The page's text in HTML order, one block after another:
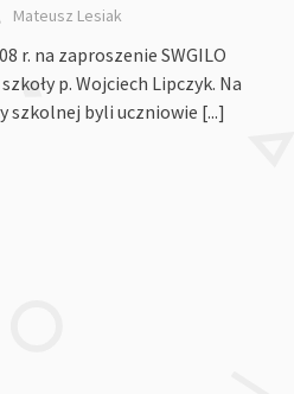
Mateusz Lesiak
r. na zaproszenie SWGILO
p. Wojciech Lipczyk. Na
szkolnej byli uczniowie [...]